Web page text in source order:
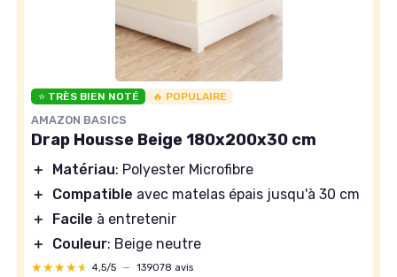
⭐ TRÈS BIEN NOTÉ 🔥 POPULAIRE
AMAZON BASICS
Drap Housse Beige 180x200x30 cm
＋ Matériau: Polyester Microfibre
＋
Compatible avec matelas épais jusqu'à 30 cm
＋
Facile à entretenir
＋
Couleur: Beige neutre
★★★★★
★★★★★ 4,5/5 — 139078 avis